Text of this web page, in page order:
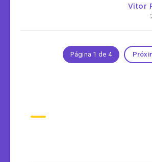
Vitor
Página 1 de 4